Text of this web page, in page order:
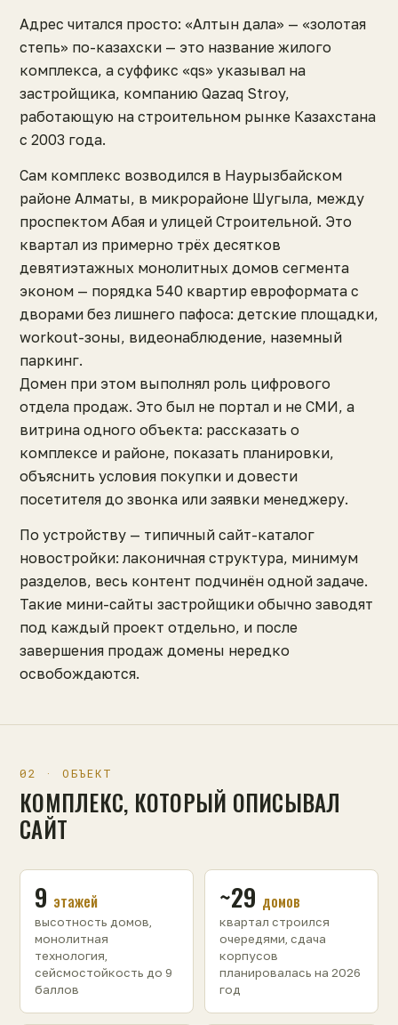
Адрес читался просто: «Алтын дала» — «золотая
степь» по-казахски — это название жилого
комплекса, а суффикс «qs» указывал на
застройщика, компанию Qazaq Stroy,
работающую на строительном рынке Казахстана
с 2003 года.
Сам комплекс возводился в Наурызбайском
районе Алматы, в микрорайоне Шугыла, между
проспектом Абая и улицей Строительной. Это
квартал из примерно трёх десятков
девятиэтажных монолитных домов сегмента
эконом — порядка 540 квартир евроформата с
дворами без лишнего пафоса: детские площадки,
workout-зоны, видеонаблюдение, наземный
паркинг.
Домен при этом выполнял роль цифрового
отдела продаж. Это был не портал и не СМИ, а
витрина одного объекта: рассказать о
комплексе и районе, показать планировки,
объяснить условия покупки и довести
посетителя до звонка или заявки менеджеру.
По устройству — типичный сайт-каталог
новостройки: лаконичная структура, минимум
разделов, весь контент подчинён одной задаче.
Такие мини-сайты застройщики обычно заводят
под каждый проект отдельно, и после
завершения продаж домены нередко
освобождаются.
02 · ОБЪЕКТ
КОМПЛЕКС, КОТОРЫЙ ОПИСЫВАЛ
САЙТ
9 этажей
высотность домов,
монолитная
технология,
сейсмостойкость до 9
баллов
~29 домов
квартал строился
очередями, сдача
корпусов
планировалась на 2026
год